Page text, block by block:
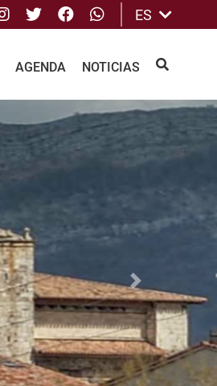
Instagram
TwitterFacebook
whatsApp
ES
AGENDA NOTICIAS BUSCAR
Siguiente